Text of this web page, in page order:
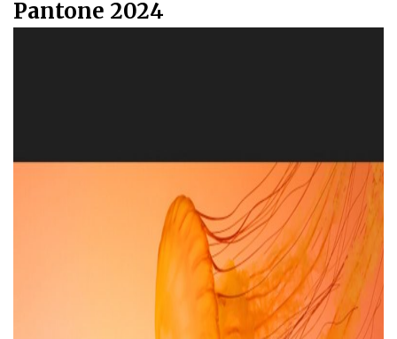
Pantone 2024